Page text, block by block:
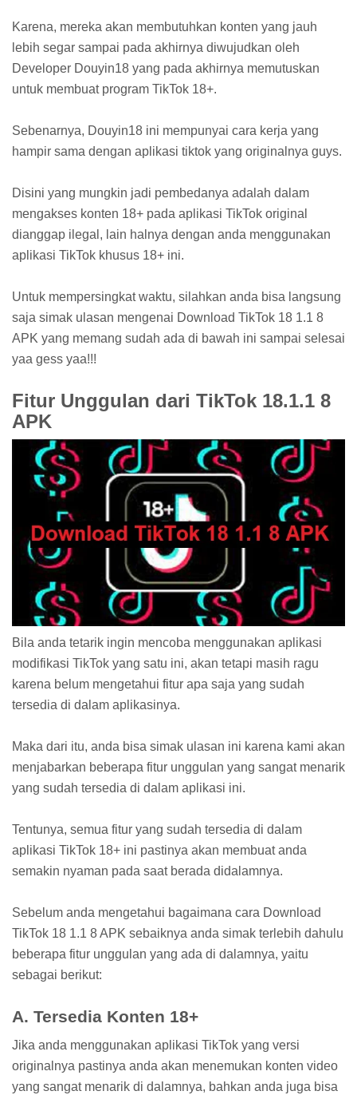
Karena, mereka akan membutuhkan konten yang jauh
lebih segar sampai pada akhirnya diwujudkan oleh
Developer Douyin18 yang pada akhirnya memutuskan
untuk membuat program TikTok 18+.
Sebenarnya, Douyin18 ini mempunyai cara kerja yang
hampir sama dengan aplikasi tiktok yang originalnya guys.
Disini yang mungkin jadi pembedanya adalah dalam
mengakses konten 18+ pada aplikasi TikTok original
dianggap ilegal, lain halnya dengan anda menggunakan
aplikasi TikTok khusus 18+ ini.
Untuk mempersingkat waktu, silahkan anda bisa langsung
saja simak ulasan mengenai Download TikTok 18 1.1 8
APK yang memang sudah ada di bawah ini sampai selesai
yaa gess yaa!!!
Fitur Unggulan dari TikTok 18.1.1 8
APK
Bila anda tetarik ingin mencoba menggunakan aplikasi
modifikasi TikTok yang satu ini, akan tetapi masih ragu
karena belum mengetahui fitur apa saja yang sudah
tersedia di dalam aplikasinya.
Maka dari itu, anda bisa simak ulasan ini karena kami akan
menjabarkan beberapa fitur unggulan yang sangat menarik
yang sudah tersedia di dalam aplikasi ini.
Tentunya, semua fitur yang sudah tersedia di dalam
aplikasi TikTok 18+ ini pastinya akan membuat anda
semakin nyaman pada saat berada didalamnya.
Sebelum anda mengetahui bagaimana cara Download
TikTok 18 1.1 8 APK sebaiknya anda simak terlebih dahulu
beberapa fitur unggulan yang ada di dalamnya, yaitu
sebagai berikut:
A. Tersedia Konten 18+
Jika anda menggunakan aplikasi TikTok yang versi
originalnya pastinya anda akan menemukan konten video
yang sangat menarik di dalamnya, bahkan anda juga bisa